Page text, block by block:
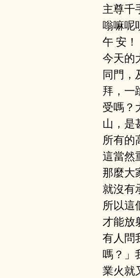
主尊千
嗡嘛呢
午 安！
今天的
同⾨，
拜，⼀
受嗎？
⼭，是
所有的
這當然
那麼⼤
就沒有
所以這
才能放
有⼈問
嗎？」
業⽕就